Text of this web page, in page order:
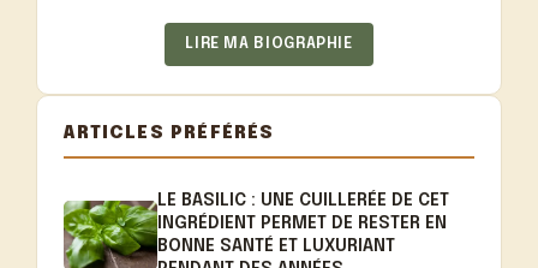
LIRE MA BIOGRAPHIE
ARTICLES PRÉFÉRÉS
LE BASILIC : UNE CUILLERÉE DE CET
INGRÉDIENT PERMET DE RESTER EN
BONNE SANTÉ ET LUXURIANT